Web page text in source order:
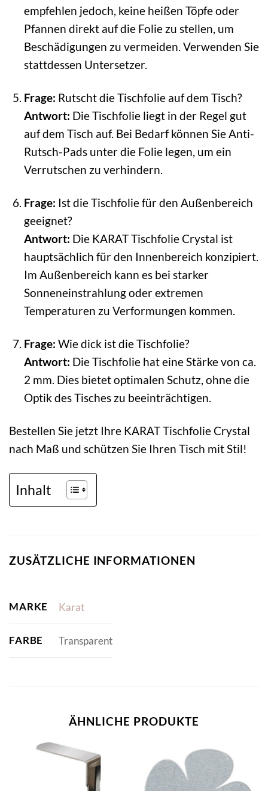
empfehlen jedoch, keine heißen Töpfe oder
Pfannen direkt auf die Folie zu stellen, um
Beschädigungen zu vermeiden. Verwenden Sie
stattdessen Untersetzer.
Frage: Rutscht die Tischfolie auf dem Tisch?
Antwort: Die Tischfolie liegt in der Regel gut
auf dem Tisch auf. Bei Bedarf können Sie Anti-
Rutsch-Pads unter die Folie legen, um ein
Verrutschen zu verhindern.
Frage: Ist die Tischfolie für den Außenbereich
geeignet?
Antwort: Die KARAT Tischfolie Crystal ist
hauptsächlich für den Innenbereich konzipiert.
Im Außenbereich kann es bei starker
Sonneneinstrahlung oder extremen
Temperaturen zu Verformungen kommen.
Frage: Wie dick ist die Tischfolie?
Antwort: Die Tischfolie hat eine Stärke von ca.
2 mm. Dies bietet optimalen Schutz, ohne die
Optik des Tisches zu beeinträchtigen.
Bestellen Sie jetzt Ihre KARAT Tischfolie Crystal
nach Maß und schützen Sie Ihren Tisch mit Stil!
Inhalt
ZUSÄTZLICHE INFORMATIONEN
MARKE Karat
FARBE Transparent
ÄHNLICHE PRODUKTE